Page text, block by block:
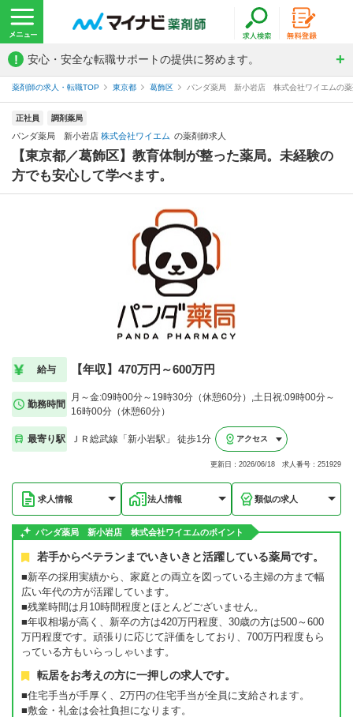
! 安心・安全な転職サポートの提供に努めます。
薬剤師の求人・転職TOP 東京都 葛飾区 パンダ薬局 新小岩店 株式会社ワイエムの薬
正社員 調剤薬局
パンダ薬局 新小岩店 株式会社ワイエム の薬剤師求人
【東京都／葛飾区】教育体制が整った薬局。未経験の
方でも安心して学べます。
給与 【年収】470万円～600万円
勤務時間
月～金:09時00分～19時30分（休憩60分）,土日祝:09時00分～
16時00分（休憩60分）
最寄り駅 ＪＲ総武線「新小岩駅」 徒歩1分 アクセス
更新日：2026/06/18 求人番号：251929
求人情報 法人情報 類似の求人
パンダ薬局 新小岩店 株式会社ワイエムのポイント
若手からベテランまでいきいきと活躍している薬局です。
■新卒の採用実績から、家庭との両立を図っている主婦の方まで幅
広い年代の方が活躍しています。
■残業時間は月10時間程度とほとんどございません。
■年収相場が高く、新卒の方は420万円程度、30歳の方は500～600
万円程度です。頑張りに応じて評価をしており、700万円程度もら
っている方もいらっしゃいます。
転居をお考えの方に一押しの求人です。
■住宅手当が手厚く、2万円の住宅手当が全員に支給されます。
■敷金・礼金は会社負担になります。